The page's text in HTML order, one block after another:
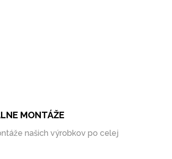
MONTÁŽE
našich výrobkov po celej